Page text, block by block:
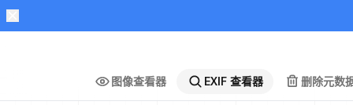
图像查看器 EXIF 查看器 删除元数